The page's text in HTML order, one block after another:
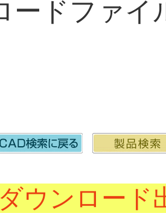
ードファイ
ウンロード